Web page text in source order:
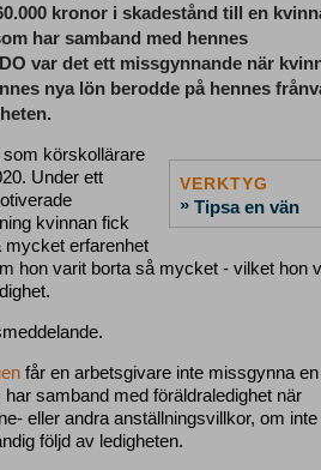
kronor i skadestånd till en
har samband med hennes
var det ett missgynnande när
nya lön berodde på hennes
VERKTYG
» Tipsa en vän
körskollärare
Under ett
kvinnan fick
mycket erfarenhet
hon varit borta så mycket - vilket hon
får en arbetsgivare inte missgynna en
samband med föräldraledighet när
eller andra anställningsvillkor, om inte
följd av ledigheten.